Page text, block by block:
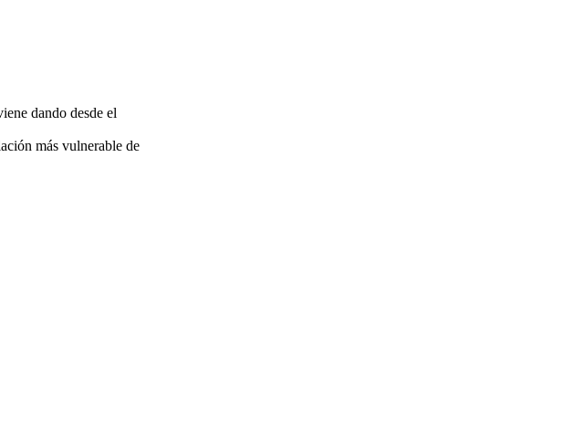
dando desde el
más vulnerable de